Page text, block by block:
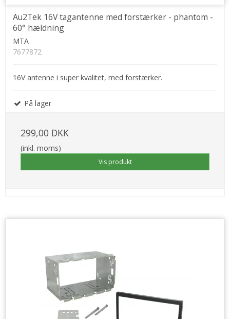
Au2Tek 16V tagantenne med forstærker - phantom -
60° hældning
MTA
7677872
16V antenne i super kvalitet, med forstærker.
På lager
299,00 DKK
(inkl. moms)
Vis produkt